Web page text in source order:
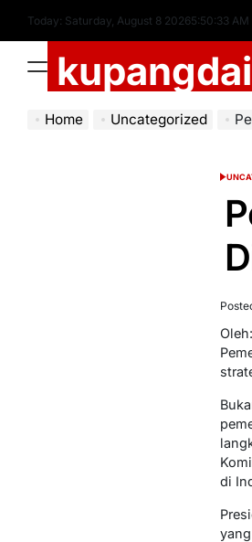
content
Today: Saturday, August 8 20265:50:34 AM
Menu
Home Uncategorized
POSTED
di